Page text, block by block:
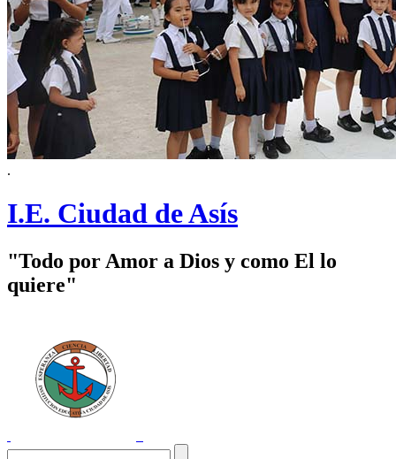
.
I.E. Ciudad de Asís
"Todo por Amor a Dios y como El lo
quiere"